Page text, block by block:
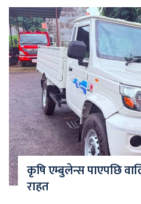
कृषि एम्बुलेन्स पाएपछि
राहत